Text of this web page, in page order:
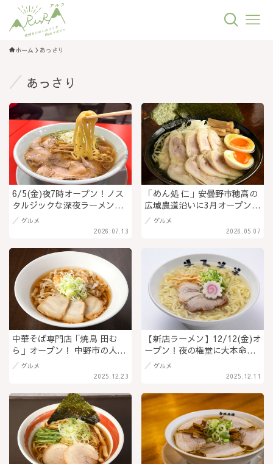
ホーム あっさり
あっさり
6/5(金)夜7時オープン！ノス
タルジックな深夜ラーメン食
堂＆週一朝ラー「中華そば 旭
日堂」駅前の夜を明るく照ら
に！＠長野県小諸市
2026.07.13
グルメ
「めん処 仁」安曇野市穂高の
広域農道沿いに3月オープン！
鶏ガラスープと自家製チャー
シューでボリュームのあるラ
2026.05.07
グルメ
中華そば専門店「焼鳥 田む
ら」オープン！ 中野市の人気
ラーメン店「麺道 夢幻」のオ
ーナーが地元凱旋。定食も提
曇野市
2025.12.23
グルメ
【新店ラーメン】12/12(金)オ
ープン！夜の権堂に大本命！
長野「吟屋」×東京「きび」の
名店タッグが仕掛ける新ブラ
営業！@長野県長野市
2025.12.11
グルメ